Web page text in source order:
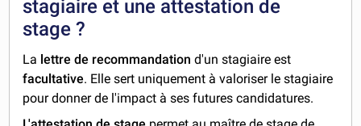
stagiaire et une attestation de
stage ?
La lettre de recommandation d'un stagiaire est
facultative. Elle sert uniquement à valoriser le stagiaire
pour donner de l'impact à ses futures candidatures.